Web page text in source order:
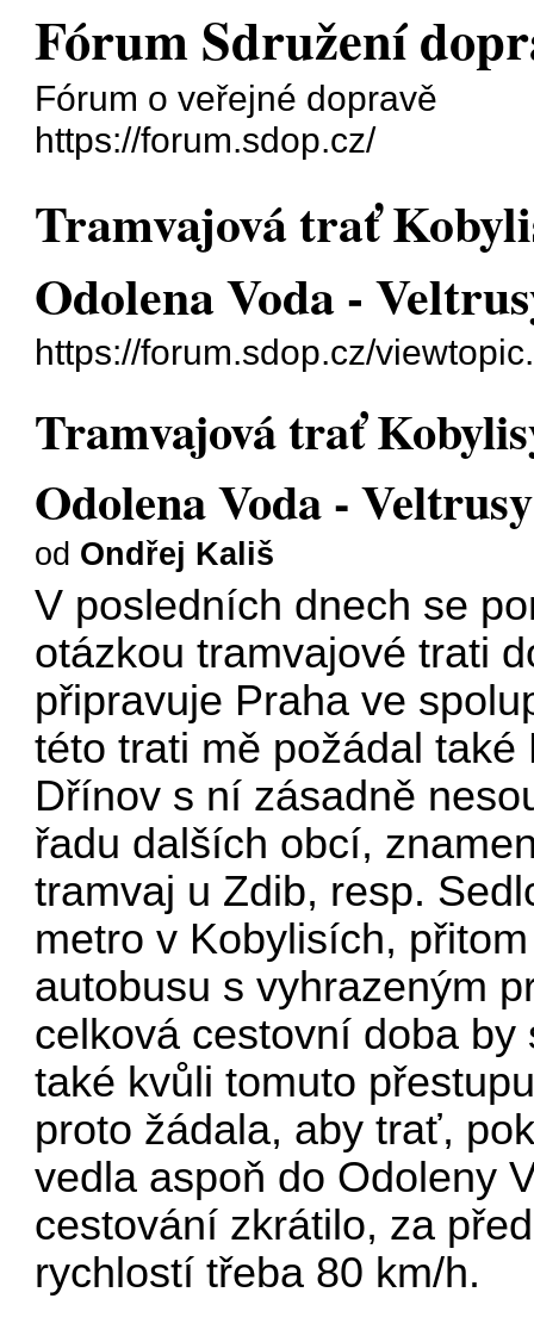
Fórum Sdružení
Fórum o veřejné dopravě
https://forum.sdop.cz/
Tramvajová trať
Odolena Voda -
https://forum.sdop.cz/
Tramvajová trať
Odolena Voda -
od Ondřej Kališ
V posledních dnech se
otázkou tramvajové trati
připravuje Praha ve
této trati mě požádal
Dřínov s ní zásadně
řadu dalších obcí,
tramvaj u Zdib, resp.
metro v Kobylisích,
autobusu s vyhrazeným
celková cestovní doba
také kvůli tomuto
proto žádala, aby trať,
vedla aspoň do Odoleny
cestování zkrátilo, za
rychlostí třeba 80 km/h.